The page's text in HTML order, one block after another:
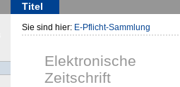
Titel
Sie sind hier: E-Pflicht-Sammlung
Elektronische
Zeitschrift